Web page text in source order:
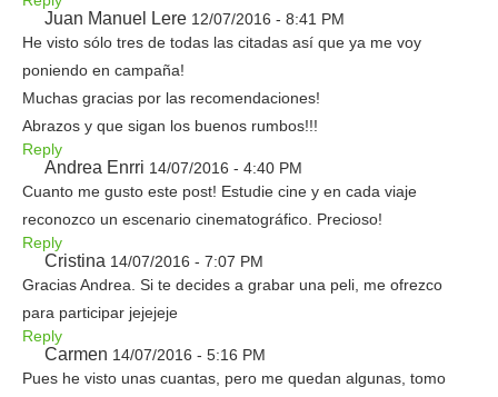
Juan Manuel Lere 12/07/2016 - 8:41 PM
He visto sólo tres de todas las citadas así que ya me voy
poniendo en campaña!
Muchas gracias por las recomendaciones!
Abrazos y que sigan los buenos rumbos!!!
Reply
Andrea Enrri 14/07/2016 - 4:40 PM
Cuanto me gusto este post! Estudie cine y en cada viaje
reconozco un escenario cinematográfico. Precioso!
Reply
Cristina 14/07/2016 - 7:07 PM
Gracias Andrea. Si te decides a grabar una peli, me ofrezco
para participar jejejeje
Reply
Carmen 14/07/2016 - 5:16 PM
Pues he visto unas cuantas, pero me quedan algunas, tomo